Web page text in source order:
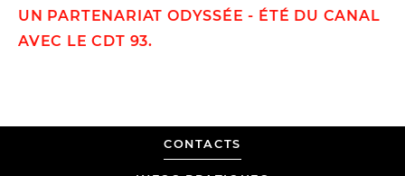
UN PARTENARIAT ODYSSÉE - ÉTÉ DU CANAL
AVEC LE CDT 93.
CONTACTS
BY